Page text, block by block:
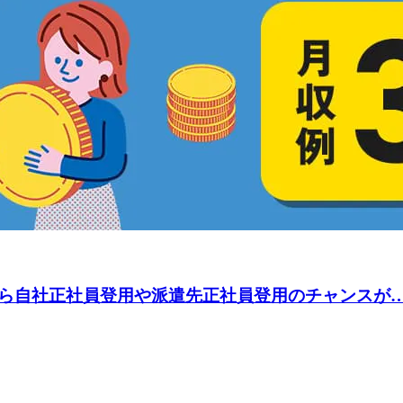
自社正社員登用や派遣先正社員登用のチャンス